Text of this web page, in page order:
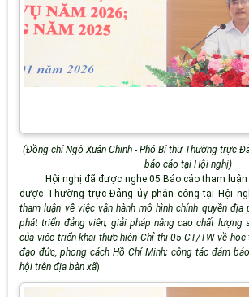
(Đồng chí Ngô Xuân Chinh - Phó Bí thư Thường trực
báo cáo tại Hội nghị)
Hội nghị đã được nghe 05 Báo cáo tham luận
được Thường trực Đảng ủy phân công tại Hội
tham luận về việc vận hành mô hình chính quyền
phát triển đảng viên; giải pháp nâng cao chất lượng
của việc triển khai thực hiện Chỉ thị 05-CT/TW về
đạo đức, phong cách Hồ Chí Minh; công tác đảm
hội trên địa bàn xã).